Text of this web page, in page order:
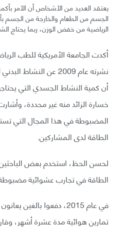
يعتقد العديد من الأشخاص أن الأمر
الجسم من الطعام والخارجة من الجسم
الرياضية من خفض الوزن، ربما يحتاج
أكدت الجامعة الأمريكية للطب
نشرته عام 2009 عن
أن كمية النشاط الجسدي التي
خسارة الزائد منه غير محددة،
المضبوطة في هذا المجال التي
الطاقة لدى المشاركين.
لحسن الحظ، استخدم بعض الباحثين
الطاقة في تجارب عشوائية
في عام 2015، دفعوا
تمارين هوائية مدة عشرة أشهر،